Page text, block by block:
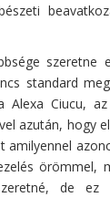
szeretne
standard
Ciucu, az
azután, hogy
amilyennel
örömmel,
de ez